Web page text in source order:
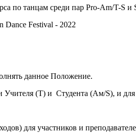
по танцам среди пар Pro-Am/T-S и
Dance Festival - 2022
данное Положение.
(T) и Студента (Ам/S), и
для участников и